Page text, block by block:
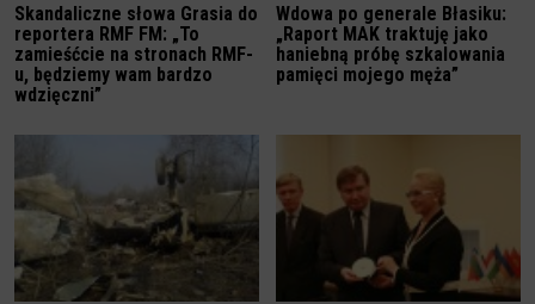
Skandaliczne słowa Grasia do
reportera RMF FM: „To
zamieśćcie na stronach RMF-
u, będziemy wam bardzo
wdzięczni”
Wdowa po generale Błasiku:
„Raport MAK traktuję jako
haniebną próbę szkalowania
pamięci mojego męża”